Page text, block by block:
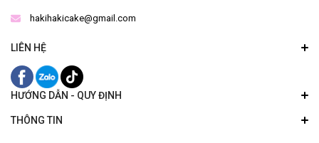
hakihakicake@gmail.com
LIÊN HỆ
HƯỚNG DẪN - QUY ĐỊNH
THÔNG TIN